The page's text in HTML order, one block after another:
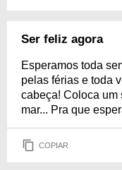
Ser feliz agora
Esperamos toda
pelas férias e toda
cabeça! Coloca um
mar... Pra que
COPIAR